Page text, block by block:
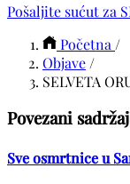
Pošaljite sućut za
Početna /
Objave /
SELVETA
Povezani sadržaj
Sve osmrtnice u